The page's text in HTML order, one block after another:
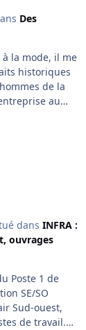
des
levier ne
seule
l’on appelle
avec des
2.html
d-
Des
à la mode, il me
historiques
de la
au
collection
dans INFRA :
ouvrages
Poste 1 de
SE/SO
Sud-ouest,
de travail.